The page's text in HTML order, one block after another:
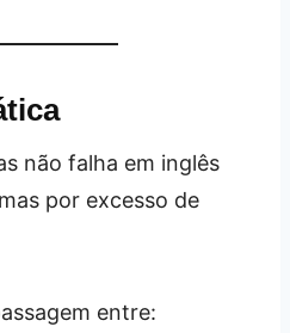
não falha em inglês
por excesso de
entre: